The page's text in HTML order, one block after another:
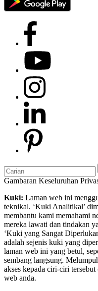
Gambaran Keseluruhan
Kuki: Laman web ini
teknikal. ‘Kuki Analitikal’
membantu kami memahami
mereka lawati dan tindakan
‘Kuki yang Sangat
adalah sejenis kuki yang
laman web ini yang betul,
sembang langsung.
akses kepada ciri-ciri
web anda.